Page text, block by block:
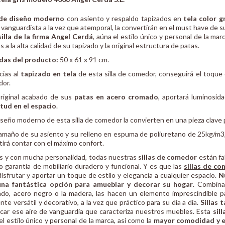
diseño moderno con asiento y respaldo tapizados en tela color
a la vez que atemporal, la convertirán en el must have de
de la firma Angel Cerdá, aúna el estilo único y personal de la
a la alta calidad de su tapizado y la original estructura de patas.
del producto: 50 x 61 x 91 cm.
al tapizado en tela de esta silla de comedor, conseguirá el
acabado de sus patas en acero cromado, aportará
en el espacio.
moderno de esta silla de comedor la convierten en una pieza
de su asiento y su relleno en espuma de poliuretano de 25kg/
contar con el máximo confort.
y con mucha personalidad, todas nuestras sillas de comedor están
garantía de mobiliario duradero y funcional. Y es que las sillas de
y aportar un toque de estilo y elegancia a cualquier espacio.
fantástica opción para amueblar y decorar su hogar.
acero negro o la madera, las hacen un elemento imprescindible
versátil y decorativo, a la vez que práctico para su día a día. Sillas
ese aire de vanguardia que caracteriza nuestros muebles. Esta
estilo único y personal de la marca, así como la mayor comodidad y